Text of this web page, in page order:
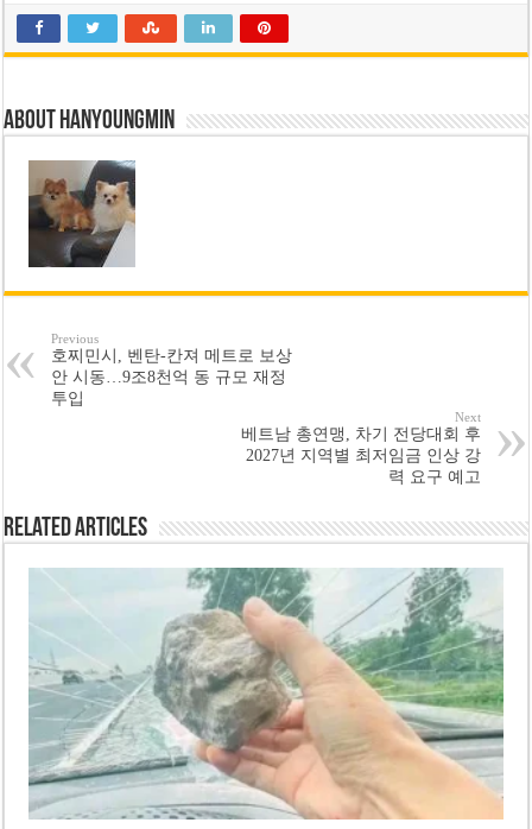
About hanyoungmin
Previous
호찌민시, 벤탄-칸져 메트로 보상
안 시동…9조8천억 동 규모 재정
투입
Next
베트남 총연맹, 차기 전당대회 후
2027년 지역별 최저임금 인상 강
력 요구 예고
Related Articles